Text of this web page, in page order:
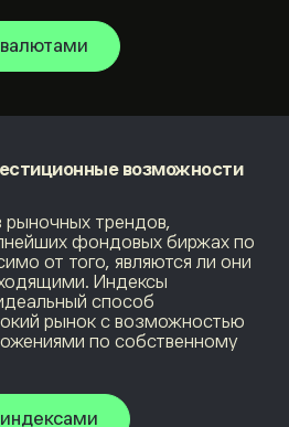
валютами
возможности
рыночных трендов,
фондовых биржах по
от того, являются ли они
Индексы
способ
рынок с возможностью
по собственному
индексами